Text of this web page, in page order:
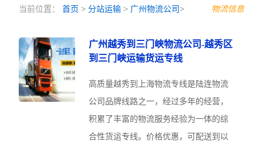
当前位置：首页 >分站运输 > 广州物流公司> 物流信息
广州越秀到三门峡物流公司-越秀区
到三门峡运输货运专线
高质量越秀到上海物流专线是陆连物流
公司品牌线路之一，经过多年的经营，
积累了丰富的物流服务经验为一体的综
合性货运专线。价格优惠，可配送到以